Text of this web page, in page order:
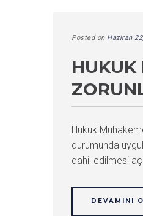
Posted on Haziran
HUKUK
Hukuk
durumunda
dahil edilmesi
DEVAMINI